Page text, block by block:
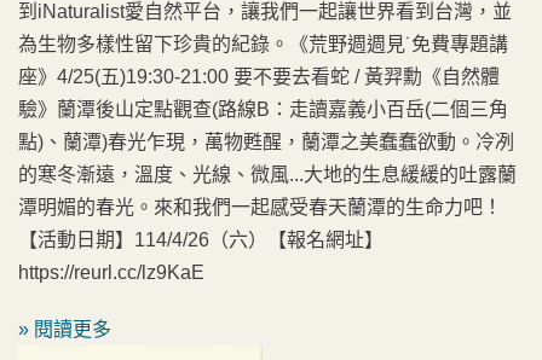
到iNaturalist愛自然平台，讓我們一起讓世界看到台灣，並
為生物多樣性留下珍貴的紀錄。《荒野週週見˙免費專題講
座》4/25(五)19:30-21:00 要不要去看蛇 / 黃羿勳《自然體
驗》蘭潭後山定點觀查(路線B：走讀嘉義小百岳(二個三角
點)、蘭潭)春光乍現，萬物甦醒，蘭潭之美蠢蠢欲動。冷冽
的寒冬漸遠，溫度、光線、微風...大地的生息緩緩的吐露蘭
潭明媚的春光。來和我們一起感受春天蘭潭的生命力吧！
【活動日期】114/4/26（六）【報名網址】
https://reurl.cc/lz9KaE
» 閱讀更多